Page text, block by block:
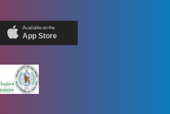
Available on the
App Store